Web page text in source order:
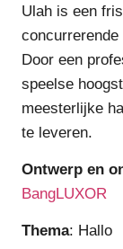
Ulah is een
Door een
speelse
meesterlijke
te leveren.
Ontwerp en
BangLUXOR
Thema: Hallo